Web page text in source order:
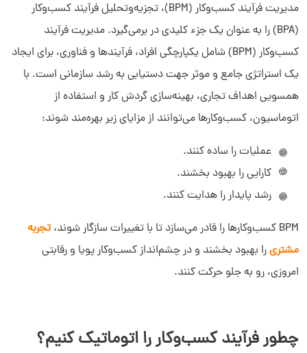
مدیریت فرآیند کسب‌وکار (BPM)، تجزیه‌وتحلیل فرآیند کسب‌وکار
(BPA) را به عنوان یک جزء کلیدی در برمی‌گیرد. مدیریت فرآیند
کسب‌وکار (BPM) شامل یکپارچگی افراد، فرآیندها و فناوری، برای ایجاد
یک استراتژی جامع و موثر جهت دستیابی به رشد سازمانی است. با
همسویی اهداف تجاری، بهینه‌سازی گردش کار و استفاده از
اتوماسیون، کسب‌وکارها می‌توانند از مزایای زیر بهره‌مند شوند:
عملیات را ساده کنند.
کارایی را بهبود بخشند.
رشد پایدار را هدایت کنند.
BPM کسب‌وکارها را قادر می‌سازد تا با تغییرات سازگار شوند،
تجربه
مشتریرا بهبود بخشند و در چشم‌انداز کسب‌وکار پویا و رقابتی
امروزی، رو به جلو حرکت کنند.
چطور فرآیند کسب‌وکار را اتوماتیک کنیم؟